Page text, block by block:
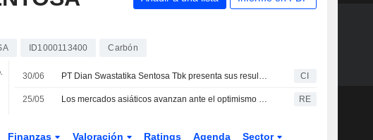
ID1000113400 Carbón
30/06 PT Dian Swastatika Sentosa Tbk presenta sus resultados financieros del primer trimestre de 2026 CI
25/05 Los mercados asiáticos avanzan ante el optimismo por un acuerdo con Irán que lastra al dólar y al petróleo RE
Finanzas Valoración Ratings Agenda Sector